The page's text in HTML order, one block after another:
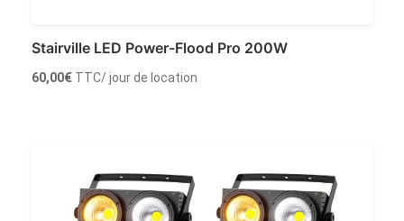
Stairville LED Power-Flood Pro 200W
60,00€ TTC/ jour de location